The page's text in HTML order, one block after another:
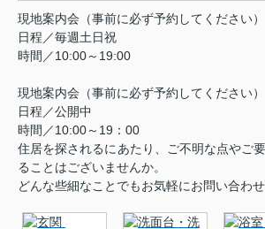
現地案内会（事前に必ず予約してください）
日程／毎週土日祝
時間／10:00～19:00
現地案内会（事前に必ず予約してください）
日程／公開中
時間／10:00～19：00
住居を探されるにあたり、ご不明な点やご
ることはございませんか。
どんな些細なことでもお気軽にお問い合わせ